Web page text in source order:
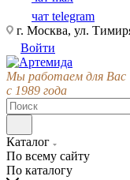
чат telegram
г. Москва, ул.
Войти
Мы работаем для Вас
с 1989 года
Каталог
По всему сайту
По каталогу